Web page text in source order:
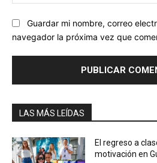
Guardar mi nombre, correo
navegador la próxima vez que
LAS MÁS LEÍDAS
El regreso a
motivación en